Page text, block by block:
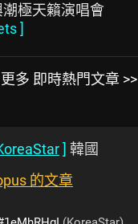
潮極天籟演唱會
]
更多 即時熱門文章 >>
] 韓國
的文章